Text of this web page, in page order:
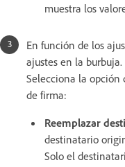
muestra los
En función de los
ajustes en la burbuja.
Selecciona la opción
de firma:
Reemplazar
destinatario
Solo el